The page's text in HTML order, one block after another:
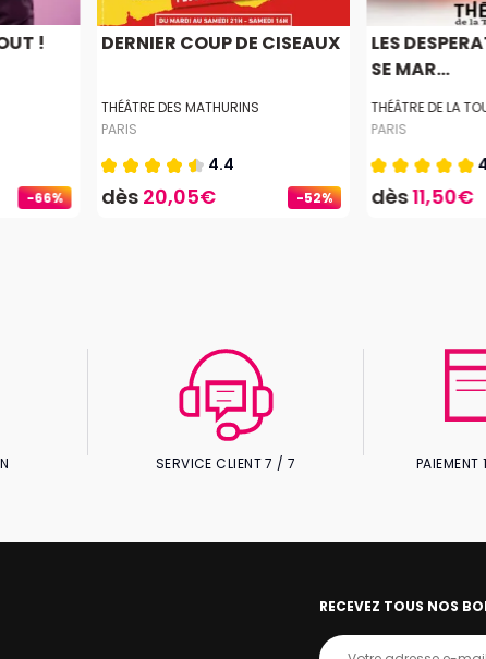
-66%
!
-52%
DERNIER COUP DE CISEAUX
THÉÂTRE DES MATHURINS
PARIS
4.4
dès 20,05€
LES
SE MAR...
THÉÂTRE DE LA
PARIS
dès11,50€
SERVICE CLIENT 7 / 7 PAIEMENT
RECEVEZ TOUS NOS